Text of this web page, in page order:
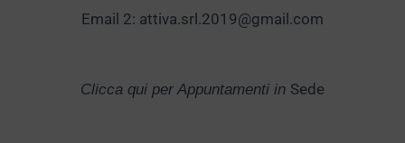
Email 2: attiva.srl.2019@gmail.com
Clicca qui per Appuntamenti in Sede